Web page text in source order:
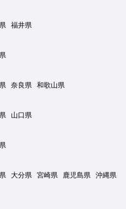
福井県
奈良県
和歌山県
山口県
大分県 宮崎県 鹿児島県 沖縄県